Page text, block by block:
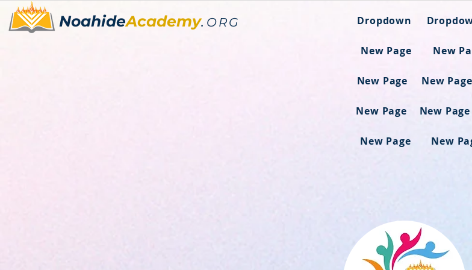
NoahideAcademy. ORG Dropdown
New Page New
New Page New Page
New Page New Page
New Page New